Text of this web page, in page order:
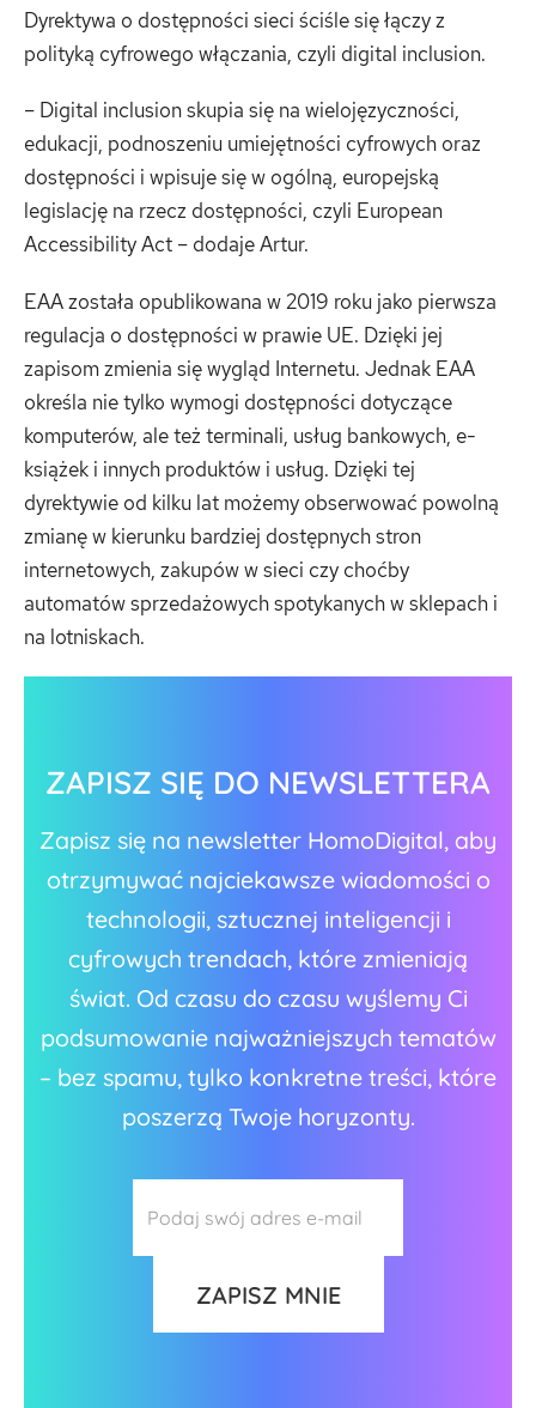
Dyrektywa o dostępności sieci ściśle się łączy z
polityką cyfrowego włączania, czyli digital inclusion.
– Digital inclusion skupia się na wielojęzyczności,
edukacji, podnoszeniu umiejętności cyfrowych oraz
dostępności i wpisuje się w ogólną, europejską
legislację na rzecz dostępności, czyli European
Accessibility Act – dodaje Artur.
EAA została opublikowana w 2019 roku jako pierwsza
regulacja o dostępności w prawie UE. Dzięki jej
zapisom zmienia się wygląd Internetu. Jednak EAA
określa nie tylko wymogi dostępności dotyczące
komputerów, ale też terminali, usług bankowych, e-
książek i innych produktów i usług. Dzięki tej
dyrektywie od kilku lat możemy obserwować powolną
zmianę w kierunku bardziej dostępnych stron
internetowych, zakupów w sieci czy choćby
automatów sprzedażowych spotykanych w sklepach i
na lotniskach.
ZAPISZ SIĘ DO NEWSLETTERA
Zapisz się na newsletter HomoDigital, aby
otrzymywać najciekawsze wiadomości o
technologii, sztucznej inteligencji i
cyfrowych trendach, które zmieniają
świat. Od czasu do czasu wyślemy Ci
podsumowanie najważniejszych tematów
– bez spamu, tylko konkretne treści, które
poszerzą Twoje horyzonty.